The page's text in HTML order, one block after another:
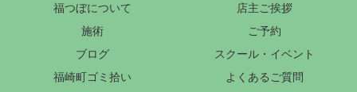
福つぼについて
店主ご挨拶
施術
ご予約
ブログ
スクール・イベント
福崎町ゴミ拾い
よくあるご質問